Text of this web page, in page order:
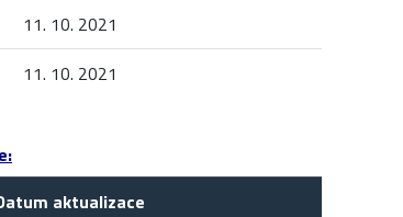
11. 10. 2021
11. 10. 2021
aktualizace